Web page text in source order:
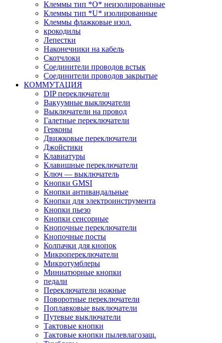
Клеммы тип *O* неизолированные
Клеммы тип *U* изолированные
Клеммы флажковые изол.
крокодилы
Лепестки
Наконечники на кабель
Скотчлоки
Соединители проводов встык
Соединители проводов закрытые
КОММУТАЦИЯ
DIP переключатели
Вакуумные выключатели
Выключатели на провод
Галетные переключатели
Герконы
Движковые переключатели
Джойстики
Клавиатуры
Клавишные переключатели
Ключ — выключатель
Кнопки GMSI
Кнопки антивандальные
Кнопки для электроинструмента
Кнопки пьезо
Кнопки сенсорные
Кнопочные переключатели
Кнопочные посты
Колпачки для кнопок
Микропереключатели
Микротумблеры
Миниатюрные кнопки
педали
Переключатели ножные
Поворотные переключатели
Поплавковые выключатели
Путевые выключатели
Тактовые кнопки
Тактовые кнопки пылевлагозащ.